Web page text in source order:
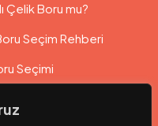
Çelik Boru mu?
Seçim Rehberi
Seçimi